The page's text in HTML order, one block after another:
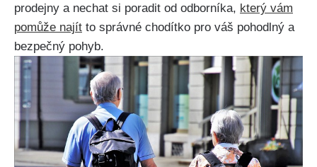
prodejny a nechat si poradit od odborníka, který vám
pomůže‍ najít to správné chodítko pro váš pohodlný⁢ a
bezpečný pohyb.